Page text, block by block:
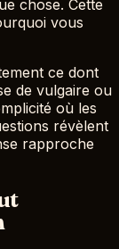
chose. Cette
vous
ce dont
de vulgaire ou
où les
révèlent
rapproche